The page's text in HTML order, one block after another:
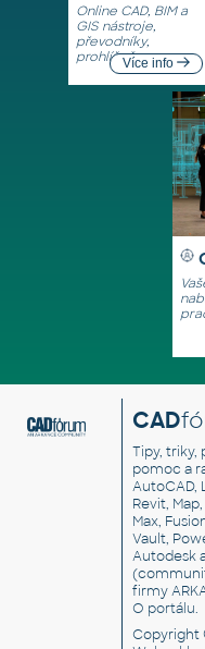
Online CAD, BIM a
GIS nástroje,
převodníky,
prohlížečeVíce info
CAD
Tipy, triky,
pomoc a
AutoCAD,
Revit,
Max,
Vault,
Autodesk
firmy
O portálu.
Copyright